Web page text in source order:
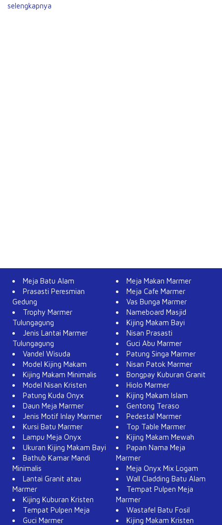
selengkapnya
Meja Batu Alam
Prasasti Peresmian
Gedung
Trophy Marmer
Tulungagung
Jenis Lantai Marmer
Tulungagung
Vandel Wisuda
Model Kijing Makam
Kijing Makam Minimalis
Model Nisan Kristen
Patung Kuda Onyx
Daun Meja Marmer
Jenis Motif Inlay Marmer
Kursi Batu Marmer
Lampu Meja Onyx
Ukuran Kijing Makam Bayi
Bathub Kamar Mandi
Minimalis
Lantai Granit atau
Marmer
Kijing Kuburan Kristen
Tempat Pulpen Meja
Guci Marmer
Meja Makan Marmer
Meja Cafe Marmer
Vas Bunga Marmer
Nameboard Masjid
Kijing Makam Bayi
Nisan Prasasti
Guci Abu Marmer
Patung Singa Marmer
Nisan Patok Marmer
Bongpay Kuburan Granit
Hiolo Marmer
Kijing Makam Islam
Gentong Teraso
Pedestal Marmer
Top Table Marmer
Kijing Makam Mewah
Papan Nama Meja
Marmer
Meja Onyx Mix Logam
Wall Cladding Batu Alam
Tempat Pulpen Meja
Marmer
Wastafel Batu Fosil
Kijing Makam Kristen